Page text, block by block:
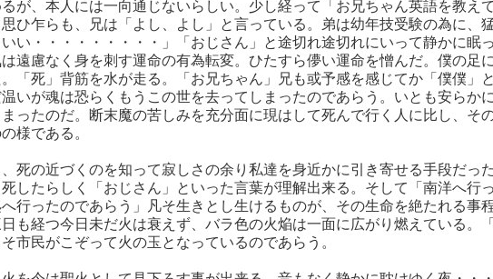
が、本人には一向通じないらしい。少し経って「お兄ちゃん英語を教え
ひ乍らも、兄は「よし、よし」と言っている。弟は幼年技受験の為に、
い・・・・・・・・・」「おじさん」と途切れ途切れにいって静かに眠
遠慮なく身を刺す運命の有為転変。ひたすら儚い運命を憎んだ。僕の足
「死」背筋を水が走る。「お兄ちゃん」兄も或予感を感じてか「僕僕」
いが魂は恐らくもうこの世を去ってしまったのであらう。いとも安らか
ったのだ。断末魔の苦しみを充分面に現はして死んで行く人に比し、そ
様である。
死の近づくのを知って寂しさの余り私達を身近かに引き寄せる手段だっ
したらしく「おじさん」といった言葉が理解出来る。そして「南洋へ行
行ったのであらう」凡そ生きとし生けるものが、その生命を絶たれる事
も経つ今日未だ火は衰えず、バラ色の火焔は一面に広がり燃えている。
市民がこぞって火の玉となっているのであらう。